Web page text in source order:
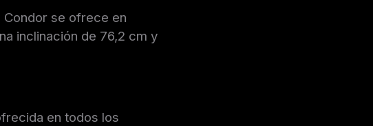
Condor se ofrece en
inclinación de 76,2 cm y
en todos los